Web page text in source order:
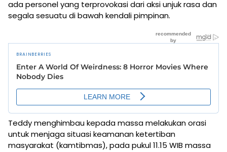
ada personel yang terprovokasi dari aksi unjuk rasa dan
segala sesuatu di bawah kendali pimpinan.
Teddy menghimbau kepada massa melakukan orasi
untuk menjaga situasi keamanan ketertiban
masyarakat (kamtibmas), pada pukul 11.15 WIB massa